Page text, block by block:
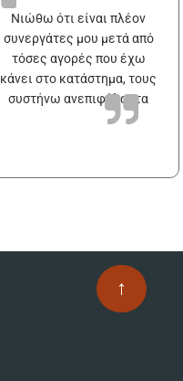
Νιώθω ότι είναι πλέον
συνεργάτες μου μετά από
τόσες αγορές που έχω
κάνει στο κατάστημα, τους
συστήνω ανεπιφύλακτα
↑